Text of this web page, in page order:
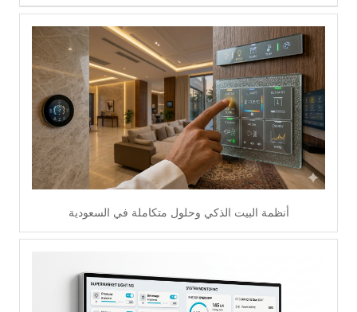
اقرأ أكثر
أنظمة البيت الذكي وحلول متكاملة في السعودية